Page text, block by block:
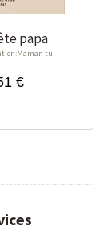
papa
:Maman tu
€